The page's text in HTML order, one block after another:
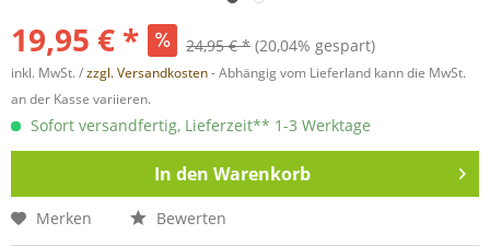
19,95 € * 24,95 € * (20,04% gespart)
inkl. MwSt. /zzgl. Versandkosten- Abhängig vom Lieferland kann die MwSt.
an der Kasse variieren.
Sofort versandfertig, Lieferzeit** 1-3 Werktage
In den Warenkorb
Merken Bewerten